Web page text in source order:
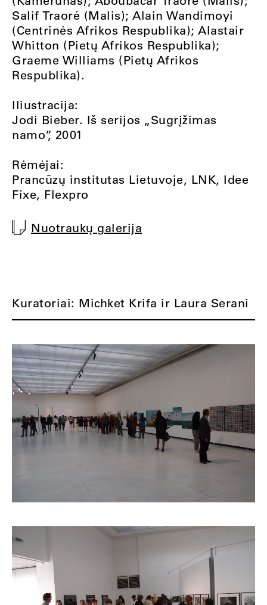
Salif Traoré (Malis); Alain Wandimoyi
(Centrinės Afrikos Respublika); Alastair
Whitton (Pietų Afrikos Respublika);
Graeme Williams (Pietų Afrikos
Respublika).
Iliustracija:
Jodi Bieber. Iš serijos „Sugrįžimas
namo”, 2001
Rėmėjai:
Prancūzų institutas Lietuvoje, LNK, Idee
Fixe, Flexpro
Nuotraukų galerija
Kuratoriai: Michket Krifa ir Laura Serani